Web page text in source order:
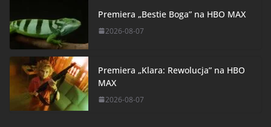
Premiera „Bestie Boga” na HBO MAX
2026-08-07
Premiera „Klara: Rewolucja” na HBO
MAX
2026-08-07